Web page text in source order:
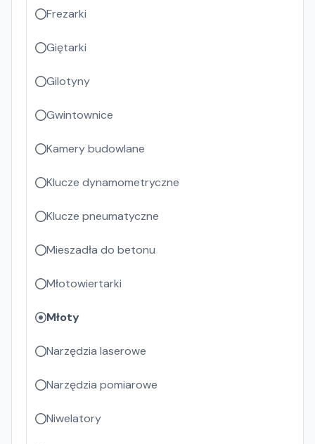
Frezarki
Giętarki
Gilotyny
Gwintownice
Kamery budowlane
Klucze dynamometryczne
Klucze pneumatyczne
Mieszadła do betonu
Młotowiertarki
Młoty
Narzędzia laserowe
Narzędzia pomiarowe
Niwelatory